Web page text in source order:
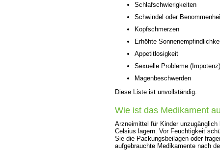
Schlafschwierigkeiten
Schwindel oder
Kopfschmerzen
Erhöhte
Appetitlosigkeit
Sexuelle Probleme (Impotenz)
Magenbeschwerden
Diese Liste ist unvollständig.
Wie ist das Medikament
Arzneimittel für Kinder
Celsius lagern. Vor Feuchtigkeit
Sie die Packungsbeilagen oder
aufgebrauchte Medikamente nach